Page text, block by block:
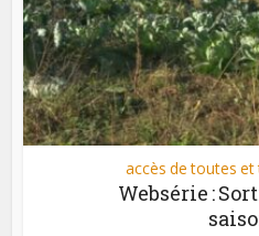
accès de toutes et
Websérie :